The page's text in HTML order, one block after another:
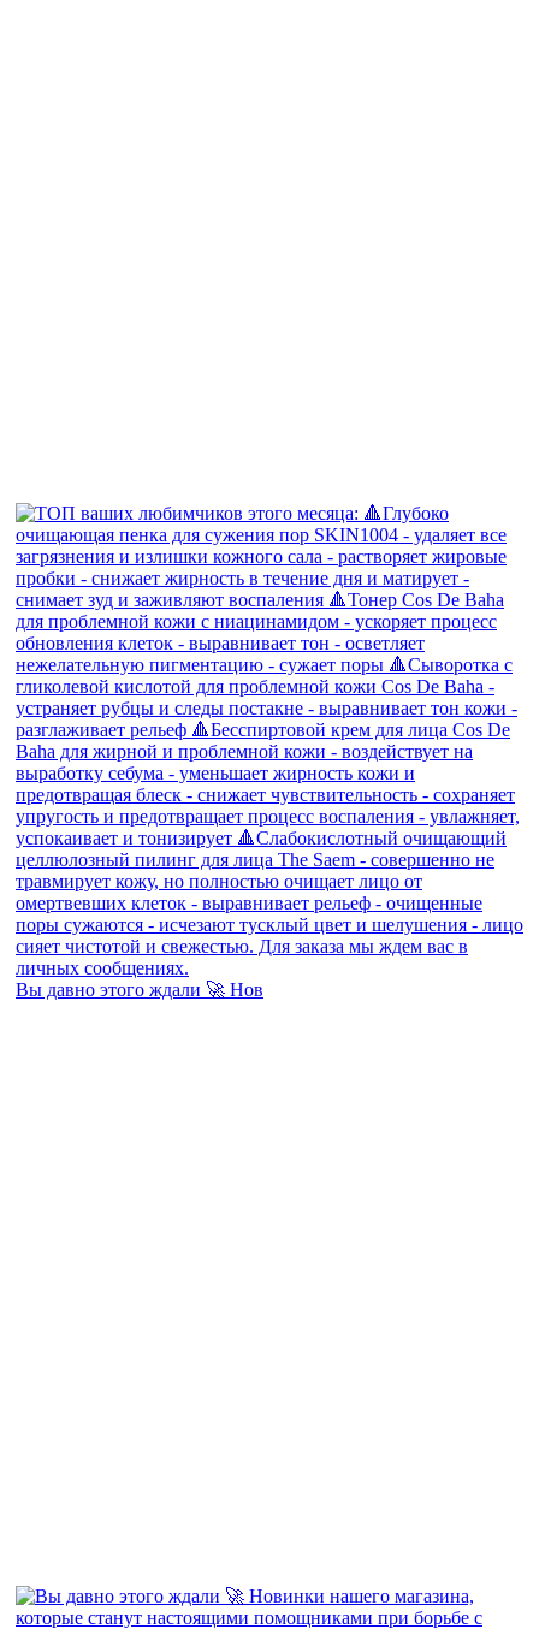
Вы давно этого ждали 🚀 Нов